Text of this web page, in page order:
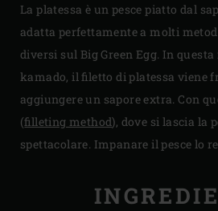
La platessa è un pesce piatto dal
adatta perfettamente a molti
diversi sul Big Green Egg. In
kamado, il filetto di platessa viene
aggiungere un sapore extra. Con
(filleting method), dove si lascia la
spettacolare. Impanare il pesce lo